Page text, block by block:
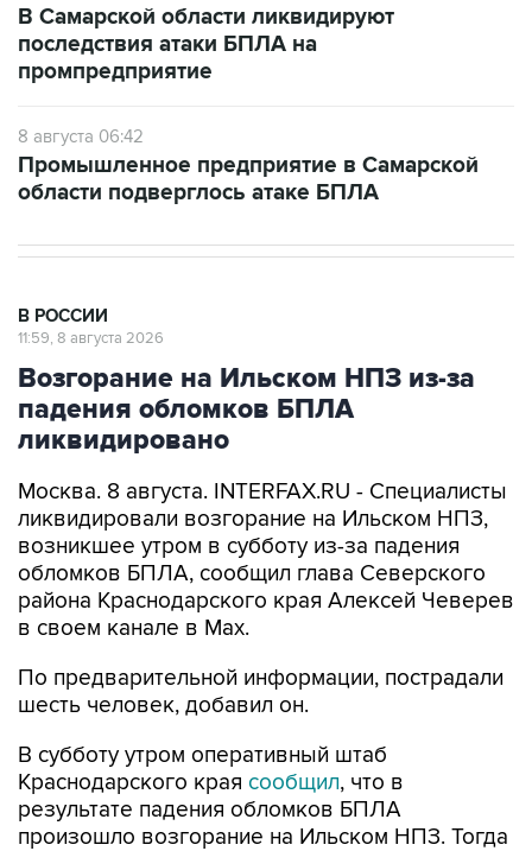
В Самарской области ликвидируют
последствия атаки БПЛА на
промпредприятие
8 августа 06:42
Промышленное предприятие в Самарской
области подверглось атаке БПЛА
В РОССИИ
11:59, 8 августа 2026
Возгорание на Ильском НПЗ из-за
падения обломков БПЛА
ликвидировано
Москва. 8 августа. INTERFAX.RU - Специалисты
ликвидировали возгорание на Ильском НПЗ,
возникшее утром в субботу из-за падения
обломков БПЛА, сообщил глава Северского
района Краснодарского края Алексей Чеверев
в своем канале в Max.
По предварительной информации, пострадали
шесть человек, добавил он.
В субботу утром оперативный штаб
Краснодарского края сообщил, что в
результате падения обломков БПЛА
произошло возгорание на Ильском НПЗ. Тогда